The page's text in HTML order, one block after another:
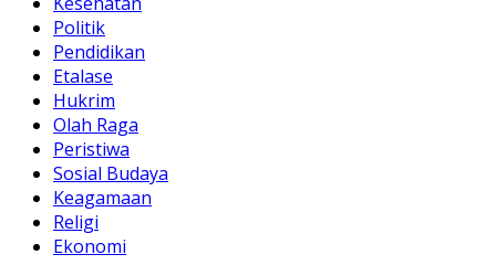
Politik
Pendidikan
Etalase
Hukrim
Olah Raga
Peristiwa
Sosial Budaya
Keagamaan
Religi
Ekonomi